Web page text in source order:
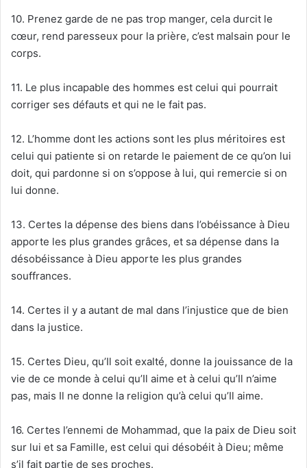
10. Prenez garde de ne pas trop manger, cela durcit le
cœur, rend paresseux pour la prière, c’est malsain pour le
corps.
11. Le plus incapable des hommes est celui qui pourrait
corriger ses défauts et qui ne le fait pas.
12. L’homme dont les actions sont les plus méritoires est
celui qui patiente si on retarde le paiement de ce qu’on lui
doit, qui pardonne si on s’oppose à lui, qui remercie si on
lui donne.
13. Certes la dépense des biens dans l’obéissance à Dieu
apporte les plus grandes grâces, et sa dépense dans la
désobéissance à Dieu apporte les plus grandes
souffrances.
14. Certes il y a autant de mal dans l’injustice que de bien
dans la justice.
15. Certes Dieu, qu’Il soit exalté, donne la jouissance de la
vie de ce monde à celui qu’Il aime et à celui qu’Il n’aime
pas, mais Il ne donne la religion qu’à celui qu’Il aime.
16. Certes l’ennemi de Mohammad, que la paix de Dieu soit
sur lui et sa Famille, est celui qui désobéit à Dieu; même
s’il fait partie de ses proches.